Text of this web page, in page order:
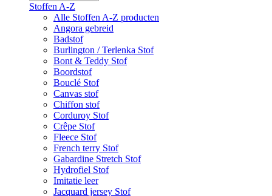
Stoffen A-Z
Alle Stoffen A-Z producten
Angora gebreid
Badstof
Burlington / Terlenka Stof
Bont & Teddy Stof
Boordstof
Bouclé Stof
Canvas stof
Chiffon stof
Corduroy Stof
Crêpe Stof
Fleece Stof
French terry Stof
Gabardine Stretch Stof
Hydrofiel Stof
Imitatie leer
Jacquard jersey Stof